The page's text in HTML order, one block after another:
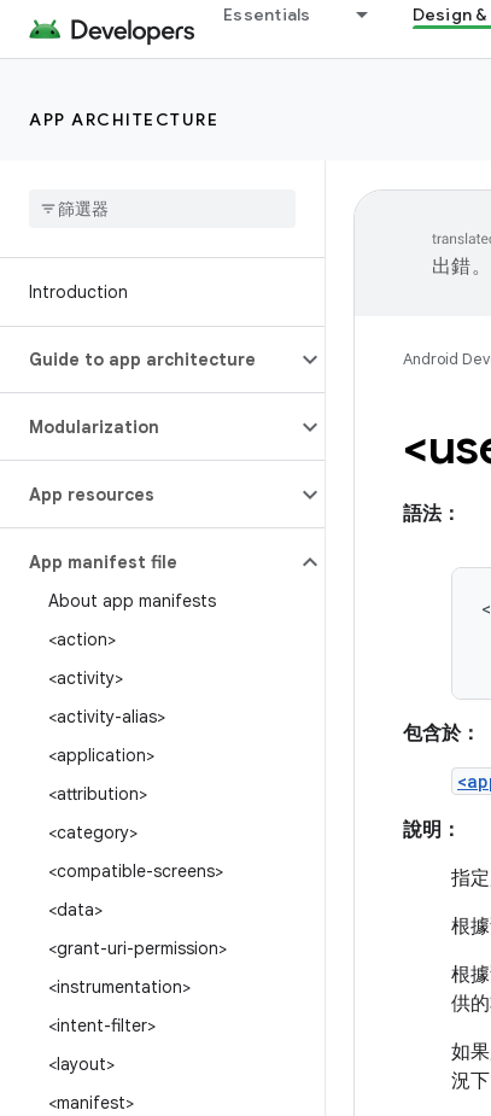
Essentials Design &
APP ARCHITECTURE
Introduction
Guide to app architecture
Modularization
App resources
App manifest file
About app manifests
<action>
<activity>
<activity-alias>
<application>
<attribution>
<category>
<compatible-screens>
<data>
<grant-uri-permission>
<instrumentation>
<intent-filter>
<layout>
<manifest>
出錯。
Android
語法：
包含於：
說明：
指
根
根
供
如
況